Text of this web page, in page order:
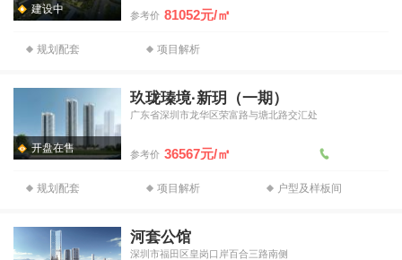
建设中 参考价 81052元/㎡
规划配套 项目解析
开盘在售
玖珑瑧境·新玥（一期）
广东省深圳市龙华区荣富路与塘北路交汇处
参考价 36567元/㎡
规划配套 项目解析 户型及样板间
河套公馆
深圳市福田区皇岗口岸百合三路南侧